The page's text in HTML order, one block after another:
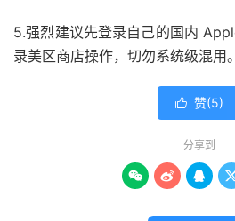
5.强烈建议先登录自己的国内
录美区商店操作，切勿系统级混用。
 赞(5)
分享到
  